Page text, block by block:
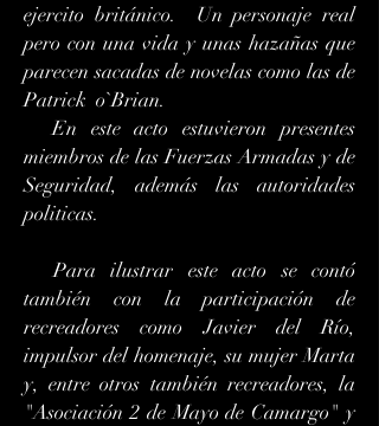
ejercito británico.
Un personaje real
pero con una vida y unas hazañas que
parecen sacadas de novelas como las de
Patrick o`Brian.
En este acto estuvieron presentes
miembros de las Fuerzas Armadas y de
Seguridad, además las autoridades
politicas.
Para ilustrar este acto se contó
también con la participación de
recreadores como Javier del Río,
impulsor del homenaje, su mujer Marta
y, entre otros también recreadores, la
"Asociación 2 de Mayo de Camargo" y